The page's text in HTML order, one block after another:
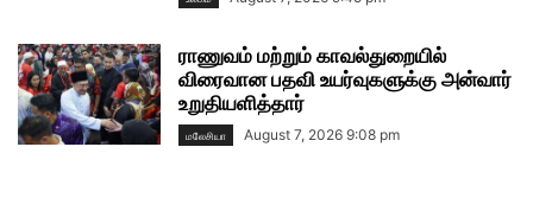
ராணுவம் மற்றும் காவல்துறையில்
விரைவான பதவி உயர்வுகளுக்கு அன்வார்
உறுதியளித்தார்
மலேசியா August 7, 2026 9:08 pm